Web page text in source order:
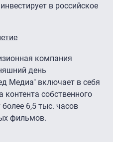
в российское
компания
день
Медиа" включает в себя
контента собственного
6,5 тыс. часов
фильмов.